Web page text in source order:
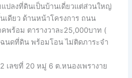
ปลงที่ดินเป็นบ้านเดี่ยวแต่ส่วนใหญ่
ดียว ด้านหน้าโครงการ ถนน
พร้อม ตารางวาละ25,000บาท (
นดที่ดิน พร้อมโอน ไม่ติดภาระจำ
เลขที่ 20 หมู่ 6 ต.หนองเพรางาย